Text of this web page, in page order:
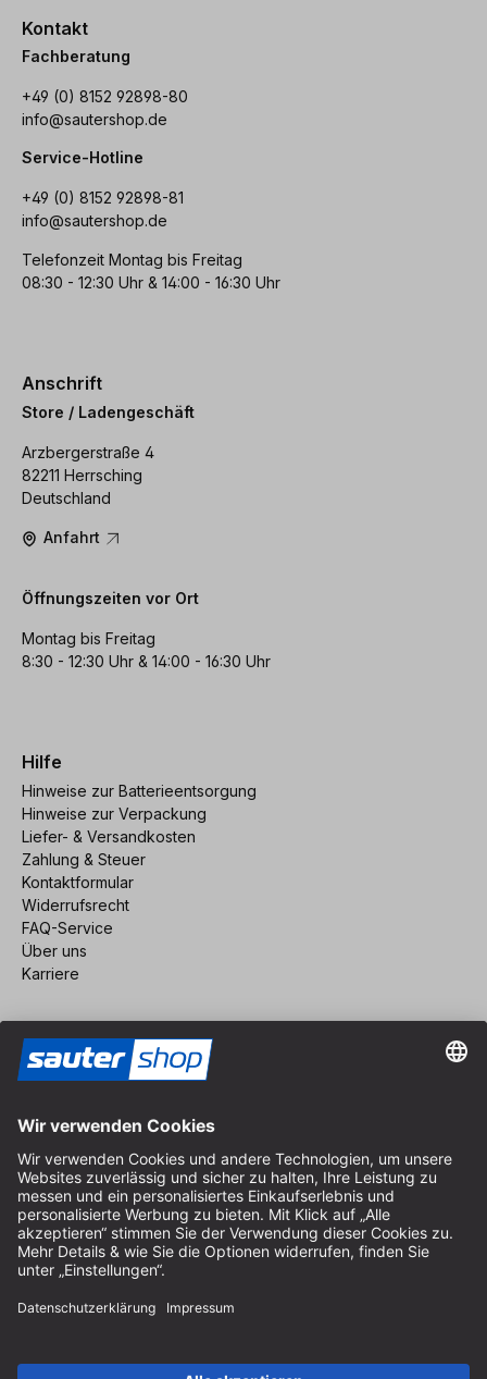
Kontakt
Fachberatung
+49 (0) 8152 92898-80
info@sautershop.de
Service-Hotline
+49 (0) 8152 92898-81
info@sautershop.de
Telefonzeit Montag bis Freitag
08:30 - 12:30 Uhr & 14:00 - 16:30 Uhr
Anschrift
Store / Ladengeschäft
Arzbergerstraße 4
82211 Herrsching
Deutschland
Anfahrt
Öffnungszeiten vor Ort
Montag bis Freitag
8:30 - 12:30 Uhr & 14:00 - 16:30 Uhr
Hilfe
Hinweise zur Batterieentsorgung
Hinweise zur Verpackung
Liefer- & Versandkosten
Zahlung & Steuer
Kontaktformular
Widerrufsrecht
FAQ-Service
Über uns
Karriere
Impressum
AGB
Datenschutz
Cookie-Einstellungen
© 2026 sauter GmbH
* kostenloser Versand ab 150 Euro Bestellwert innerhalb